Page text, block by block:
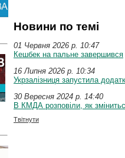
Новини по темі
01 Червня 2026 p. 10:47
Кешбек на пальне завершився
16 Липня 2026 p. 10:34
Укрзалізниця запустила
30 Вересня 2024 p. 14:40
В КМДА розповіли, як
Твітнути